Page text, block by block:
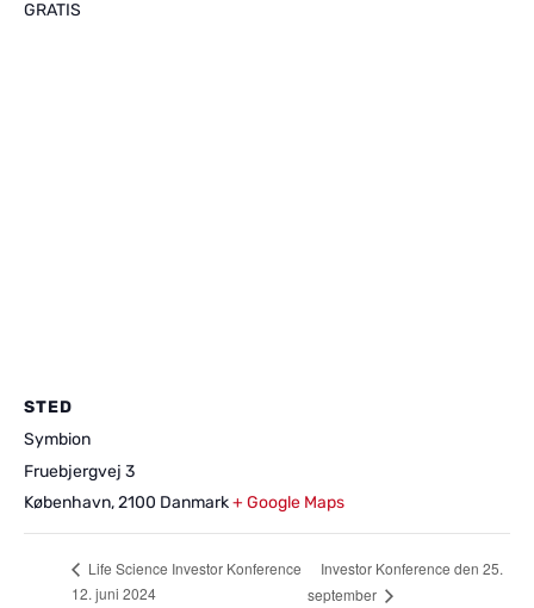
GRATIS
STED
Symbion
Fruebjergvej 3
København,2100 Danmark+ Google Maps
Life Science Investor Konference
12. juni 2024
Investor Konference den 25.
september